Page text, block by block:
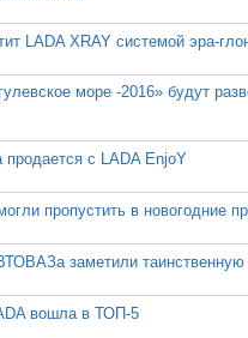
LADA XRAY системой эра-
море -2016» будут
с LADA EnjoY
пропустить в новогодние
заметили таинственную
вошла в ТОП-5